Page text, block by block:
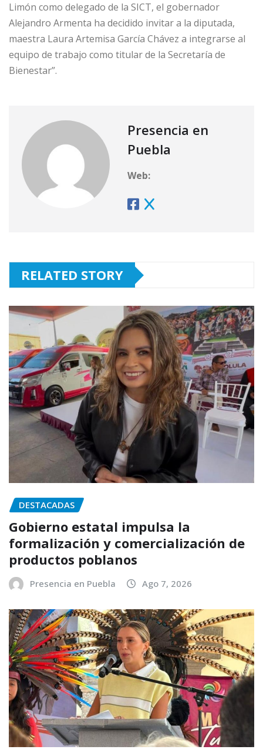
Limón como delegado de la SICT, el gobernador
Alejandro Armenta ha decidido invitar a la diputada,
maestra Laura Artemisa García Chávez a integrarse al
equipo de trabajo como titular de la Secretaría de
Bienestar”.
Presencia en
Puebla
Web:
RELATED STORY
DESTACADAS
Gobierno estatal impulsa la
formalización y comercialización de
productos poblanos
Presencia en Puebla Ago 7, 2026